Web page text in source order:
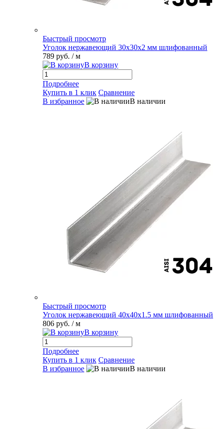
Быстрый просмотр
Уголок нержавеющий 30х30х2 мм шлифованный
789 руб. / м
В корзину
Подробнее
Купить в 1 клик Сравнение
В избранное
В наличии
Быстрый просмотр
Уголок нержавеющий 40х40х1.5 мм шлифованный
806 руб. / м
В корзину
Подробнее
Купить в 1 клик Сравнение
В избранное
В наличии